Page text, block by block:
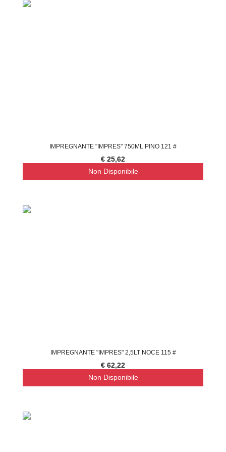
IMPREGNANTE "IMPRES" 750ML PINO 121 #
€ 25,62
Non Disponibile
IMPREGNANTE "IMPRES" 2,5LT NOCE 115 #
€ 62,22
Non Disponibile